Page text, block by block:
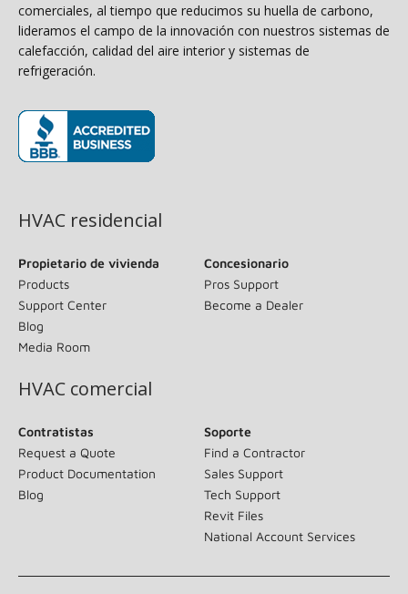
comerciales, al tiempo que reducimos su huella de carbono,
lideramos el campo de la innovación con nuestros sistemas de
calefacción, calidad del aire interior y sistemas de
refrigeración.
HVAC residencial
Propietario de vivienda
Products
Support Center
Blog
Media Room
Concesionario
Pros Support
Become a Dealer
HVAC comercial
Contratistas
Request a Quote
Product Documentation
Blog
Soporte
Find a Contractor
Sales Support
Tech Support
Revit Files
National Account Services